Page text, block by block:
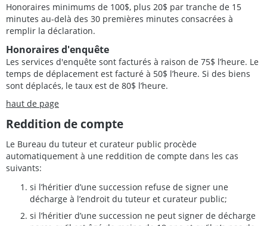
Honoraires minimums de 100$, plus 20$ par tranche de 15
minutes au-delà des 30 premières minutes consacrées à
remplir la déclaration.
Honoraires d'enquête
Les services d'enquête sont facturés à raison de 75$ l’heure. Le
temps de déplacement est facturé à 50$ l’heure. Si des biens
sont déplacés, le taux est de 80$ l’heure.
haut de page
Reddition de compte
Le Bureau du tuteur et curateur public procède
automatiquement à une reddition de compte dans les cas
suivants:
si l’héritier d’une succession refuse de signer une
décharge à l’endroit du tuteur et curateur public;
si l’héritier d’une succession ne peut signer de décharge